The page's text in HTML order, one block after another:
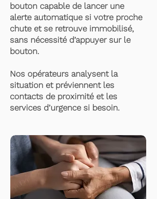
bouton capable de lancer une
alerte automatique si votre proche
chute et se retrouve immobilisé,
sans nécessité d’appuyer sur le
bouton.
Nos opérateurs analysent la
situation et préviennent les
contacts de proximité et les
services d’urgence si besoin.